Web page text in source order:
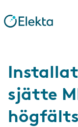
sjätte